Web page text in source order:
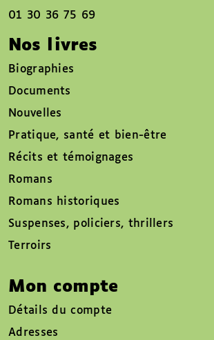
01 30 36 75 69
Nos livres
Biographies
Documents
Nouvelles
Pratique, santé et bien-être
Récits et témoignages
Romans
Romans historiques
Suspenses, policiers, thrillers
Terroirs
Mon compte
Détails du compte
Adresses